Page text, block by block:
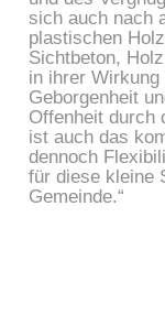
sich auch nach
plastischen
Sichtbeton,
in ihrer
Geborgenheit
Offenheit durch
ist auch das
dennoch
für diese kleine
Gemeinde.“